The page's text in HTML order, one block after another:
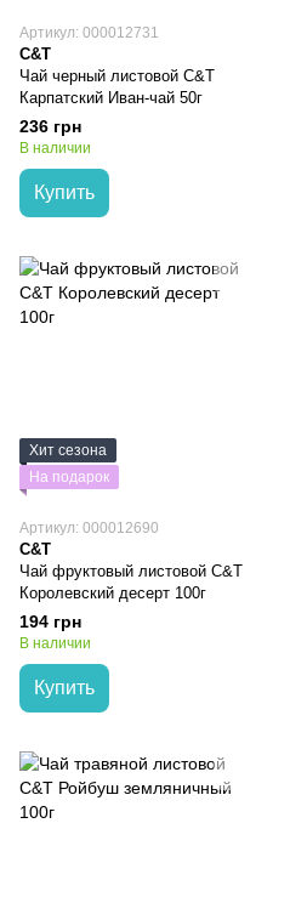
Артикул: 000012731
C&T
Чай черный листовой C&T
Карпатский Иван-чай 50г
236 грн
В наличии
Купить
Хит сезона
На подарок
Артикул: 000012690
C&T
Чай фруктовый листовой C&T
Королевский десерт 100г
194 грн
В наличии
Купить